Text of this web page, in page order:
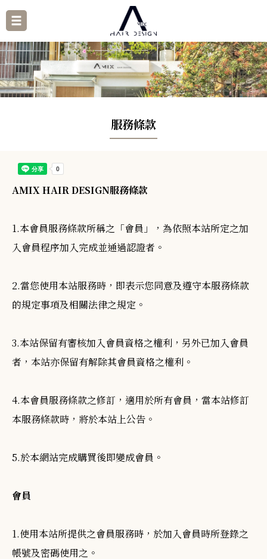
服務條款
AMIX HAIR DESIGN服務條款
1.本會員服務條款所稱之「會員」，為依照本站所定之加
入會員程序加入完成並通過認證者。
2.當您使用本站服務時，即表示您同意及遵守本服務條款
的規定事項及相關法律之規定。
3.本站保留有審核加入會員資格之權利，另外已加入會員
者，本站亦保留有解除其會員資格之權利。
4.本會員服務條款之修訂，適用於所有會員，當本站修訂
本服務條款時，將於本站上公告。
5.於本網站完成購買後即變成會員。
會員
1.使用本站所提供之會員服務時，於加入會員時所登錄之
帳號及密碼使用之。